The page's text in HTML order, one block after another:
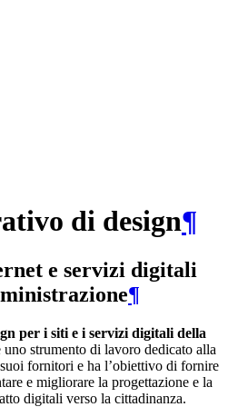
di design¶
e servizi digitali
¶
per i siti e i servizi digitali della
uno strumento di lavoro dedicato alla
fornitori e ha l’obiettivo di fornire
e migliorare la progettazione e la
digitali verso la cittadinanza.